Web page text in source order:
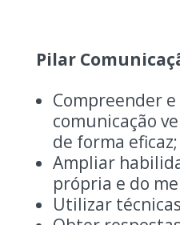
Pilar
Compreender
comunicação
de forma eficaz;
Ampliar
própria e do
Utilizar